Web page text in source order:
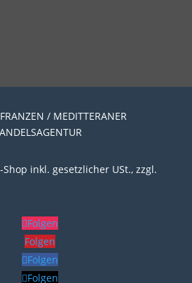
/ MEDITTERANER
inkl. gesetzlicher USt., zzgl.
Folgen
Folgen
Folgen
Folgen